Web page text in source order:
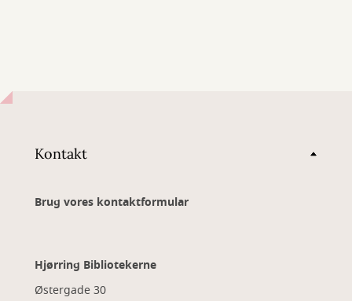
Kontakt
Brug vores kontaktformular
Hjørring Bibliotekerne
Østergade 30